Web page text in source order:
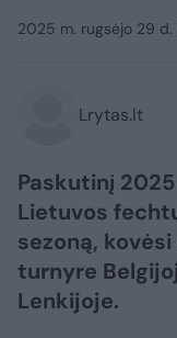
2025 m. rugsėjo 29
Lrytas.lt
Paskutinį
Lietuvos
sezoną,
turnyre
Lenkijoje.